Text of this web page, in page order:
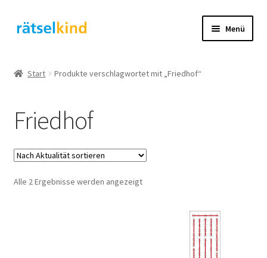
Zur
Navigation
Zum
Inhalt
Menü
Cookie-Richtlinie (EU)
Datenschutzbelehrung
Echtheit von Bewertungen
Start Produkte verschlagwortet mit „Friedhof“
Friedhof
Alle 2 Ergebnisse werden angezeigtNach